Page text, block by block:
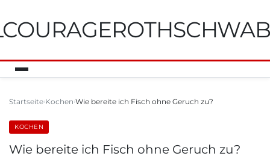
Startseite Kochen Wie bereite ich Fisch ohne Geruch zu?
KOCHEN
Wie bereite ich Fisch ohne Geruch zu?